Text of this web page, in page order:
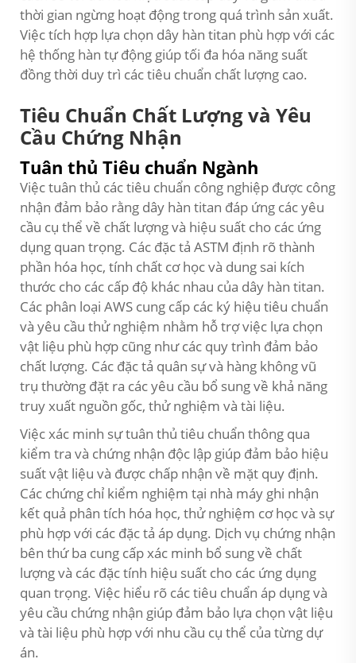
thời gian ngừng hoạt động trong quá trình sản xuất.
Việc tích hợp lựa chọn dây hàn titan phù hợp với các
hệ thống hàn tự động giúp tối đa hóa năng suất
đồng thời duy trì các tiêu chuẩn chất lượng cao.
Tiêu Chuẩn Chất Lượng và Yêu
Cầu Chứng Nhận
Tuân thủ Tiêu chuẩn Ngành
Việc tuân thủ các tiêu chuẩn công nghiệp được công
nhận đảm bảo rằng dây hàn titan đáp ứng các yêu
cầu cụ thể về chất lượng và hiệu suất cho các ứng
dụng quan trọng. Các đặc tả ASTM định rõ thành
phần hóa học, tính chất cơ học và dung sai kích
thước cho các cấp độ khác nhau của dây hàn titan.
Các phân loại AWS cung cấp các ký hiệu tiêu chuẩn
và yêu cầu thử nghiệm nhằm hỗ trợ việc lựa chọn
vật liệu phù hợp cũng như các quy trình đảm bảo
chất lượng. Các đặc tả quân sự và hàng không vũ
trụ thường đặt ra các yêu cầu bổ sung về khả năng
truy xuất nguồn gốc, thử nghiệm và tài liệu.
Việc xác minh sự tuân thủ tiêu chuẩn thông qua
kiểm tra và chứng nhận độc lập giúp đảm bảo hiệu
suất vật liệu và được chấp nhận về mặt quy định.
Các chứng chỉ kiểm nghiệm tại nhà máy ghi nhận
kết quả phân tích hóa học, thử nghiệm cơ học và sự
phù hợp với các đặc tả áp dụng. Dịch vụ chứng nhận
bên thứ ba cung cấp xác minh bổ sung về chất
lượng và các đặc tính hiệu suất cho các ứng dụng
quan trọng. Việc hiểu rõ các tiêu chuẩn áp dụng và
yêu cầu chứng nhận giúp đảm bảo lựa chọn vật liệu
và tài liệu phù hợp với nhu cầu cụ thể của từng dự
án.